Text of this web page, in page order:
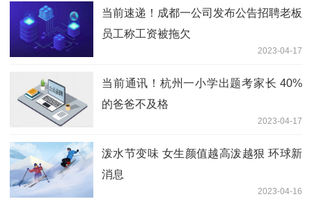
当前速递！成都一公司发布公告招聘老板
员工称工资被拖欠
2023-04-17
当前通讯！杭州一小学出题考家长 40%
的爸爸不及格
2023-04-17
泼水节变味 女生颜值越高泼越狠 环球新
消息
2023-04-16